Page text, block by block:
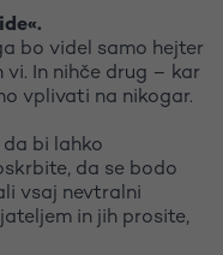
bo videl samo hejter
vi. In nihče drug – kar
vplivati na nikogar.
bi lahko
da se bodo
vsaj nevtralni
in jih prosite,